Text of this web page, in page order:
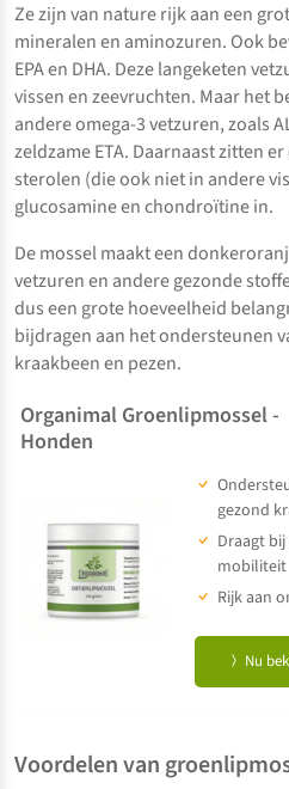
Ze zijn van nature rijk aan een
mineralen en aminozuren. Ook
EPA en DHA. Deze langeketen
vissen en zeevruchten. Maar het
andere omega-3 vetzuren, zoals
zeldzame ETA. Daarnaast zitten
sterolen (die ook niet in andere
glucosamine en chondroïtine in.
De mossel maakt een
vetzuren en andere gezonde
dus een grote hoeveelheid
bijdragen aan het ondersteunen
kraakbeen en pezen.
Organimal Groenlipmossel -
Honden
gezond
Draagt
mobiliteit
Rijk aan
Nu
Voordelen van